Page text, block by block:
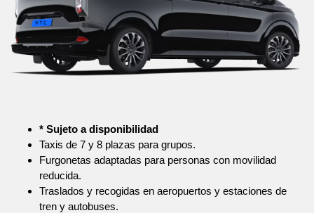
* Sujeto a disponibilidad
Taxis de 7 y 8 plazas para grupos.
Furgonetas adaptadas para personas con movilidad
reducida.
Traslados y recogidas en aeropuertos y estaciones de
tren y autobuses.